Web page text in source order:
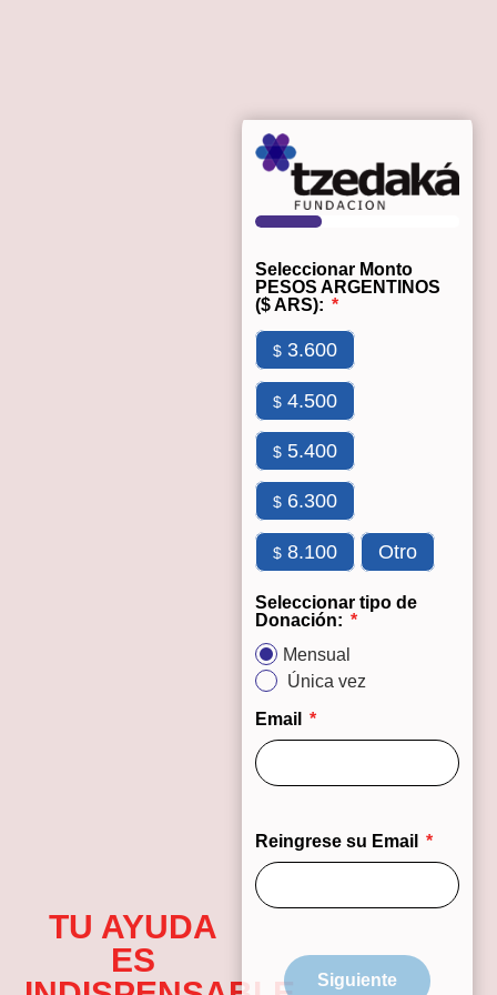
TU AYUDA
ES
Seleccionar Monto
PESOS ARGENTINOS
($ ARS):
$3.600
$4.500
$5.400
$6.300
$8.100 Otro
Seleccionar tipo de
Donación:
Mensual
Única vez
Email
Reingrese su Email
Siguiente